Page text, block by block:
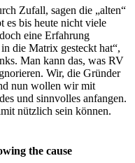
Zufall, sagen die „alten“
es bis heute nicht viele
eine Erfahrung
die Matrix gesteckt hat“,
Man kann das, was RV
Wir, die Gründer
nun wollen wir mit
und sinnvolles anfangen.
nützlich sein können.
the cause